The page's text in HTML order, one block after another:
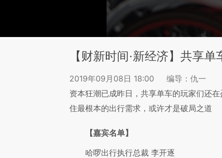
【财新时间·新经济】共享单
2019年09月08日 18:00
编导：仇一
资本狂潮已成昨日，共享单车的玩家们还
住最根本的出行需求，或许才是破局之道
【嘉宾名单】
哈啰出行执行总裁 李开逐